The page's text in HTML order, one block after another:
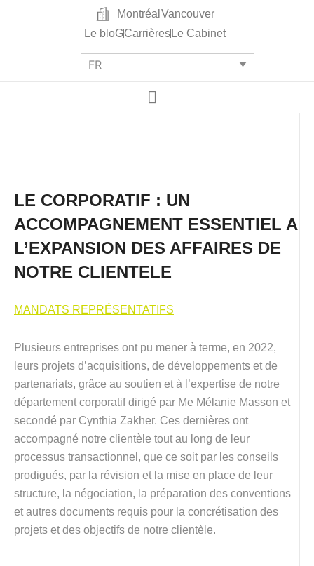
Montréal Vancouver
Le bloGCarrières Le Cabinet
FR
LE CORPORATIF : UN
ACCOMPAGNEMENT ESSENTIEL A
L’EXPANSION DES AFFAIRES DE
NOTRE CLIENTELE
MANDATS REPRÉSENTATIFS
Plusieurs entreprises ont pu mener à terme, en 2022,
leurs projets d’acquisitions, de développements et de
partenariats, grâce au soutien et à l’expertise de notre
département corporatif dirigé par Me Mélanie Masson et
secondé par Cynthia Zakher. Ces dernières ont
accompagné notre clientèle tout au long de leur
processus transactionnel, que ce soit par les conseils
prodigués, par la révision et la mise en place de leur
structure, la négociation, la préparation des conventions
et autres documents requis pour la concrétisation des
projets et des objectifs de notre clientèle.